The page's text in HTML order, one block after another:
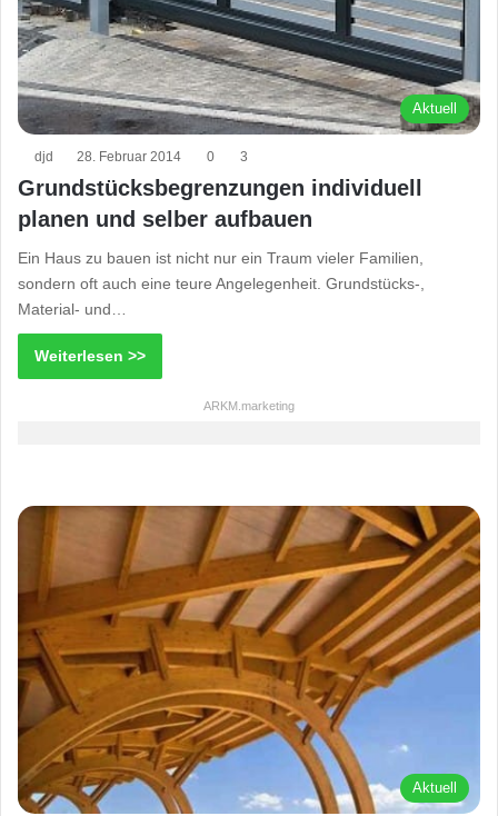
Aktuell
djd 28. Februar 2014 0 3
Grundstücksbegrenzungen individuell
planen und selber aufbauen
Ein Haus zu bauen ist nicht nur ein Traum vieler Familien,
sondern oft auch eine teure Angelegenheit. Grundstücks-,
Material- und…
Weiterlesen >>
ARKM.marketing
Aktuell